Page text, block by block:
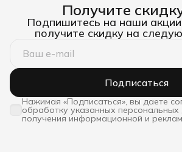
Получите
Подпишитесь на наши
получите скидку на
Подписаться
Нажимая «Подписаться», вы даете
обработку указанных персональных
получения информационной и